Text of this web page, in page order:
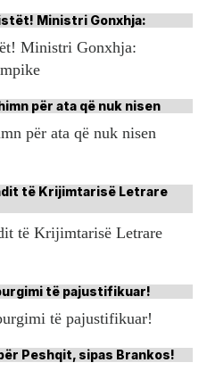
Ministri Gonxhja:
për ata që nuk nisen
të Krijimtarisë Letrare
të pajustifikuar!